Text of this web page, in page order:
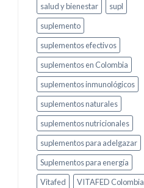
salud y bienestar
supl
suplemento
suplementos efectivos
suplementos en Colombia
suplementos inmunológicos
suplementos naturales
suplementos nutricionales
suplementos para adelgazar
Suplementos para energía
Vitafed
VITAFED Colombia